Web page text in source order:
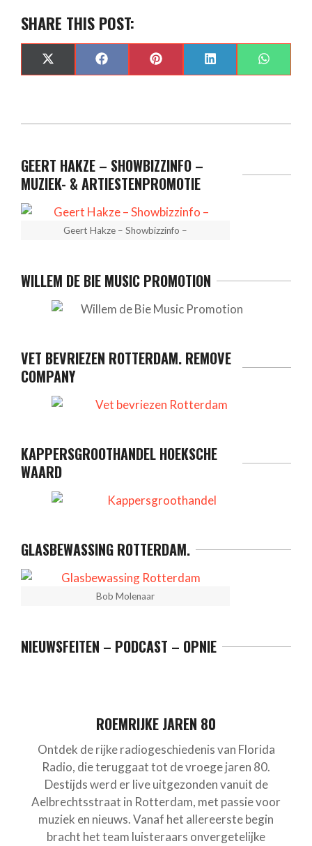
SHARE THIS POST:
(TWITTER)
FACEBOOK PINTEREST LINKEDIN
GEERT HAKZE – SHOWBIZZINFO –
MUZIEK- & ARTIESTENPROMOTIE
Geert Hakze – Showbizzinfo –
WILLEM DE BIE MUSIC PROMOTION
VET BEVRIEZEN ROTTERDAM. REMOVE
COMPANY
KAPPERSGROOTHANDEL HOEKSCHE
WAARD
GLASBEWASSING ROTTERDAM.
Bob Molenaar
NIEUWSFEITEN – PODCAST – OPNIE
ROEMRIJKE JAREN 80
Ontdek de rijke radiogeschiedenis van Florida
Radio, die teruggaat tot de vroege jaren 80.
Destijds werd er live uitgezonden vanuit de
Aelbrechtsstraat in Rotterdam, met passie voor
muziek en nieuws. Vanaf het allereerste begin
bracht het team luisteraars onvergetelijke